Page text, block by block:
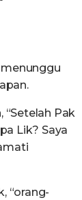
Pak
Lik? Saya
“orang-